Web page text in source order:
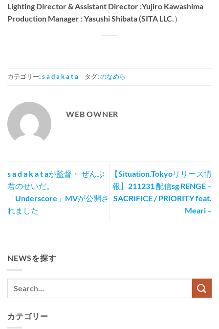
Lighting Director & Assistant Director :Yujiro Kawashima
Production Manager : Yasushi Shibata (SITA LLC.）
カテゴリー:s a d a k a t a タグ:のなめら
WEB OWNER
s a d a k a t aが監督・ ぜんぶ
君のせいだ。
「Underscore」MVが公開さ
れました
【Situation.Tokyoリリース情
報】211231 配信sg RENGE –
SACRIFICE / PRIORITY feat.
Meari –
NEWSを探す
カテゴリー